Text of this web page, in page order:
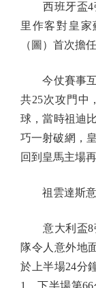
西班牙盃4
里作客對皇
（圖）首次擔
今仗賽事互
共25次攻門中
球，當時祖迪
巧一射破網，
回到皇馬主場
祖雲達斯意
意大利盃8強
隊令人意外地
於上半場24分